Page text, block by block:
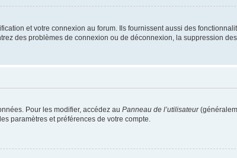
et votre connexion au forum. Ils fournissent aussi des
des problèmes de connexion ou de déconnexion, la suppression
Pour les modifier, accédez au Panneau de l’utilisateur
paramètres et préférences de votre compte.